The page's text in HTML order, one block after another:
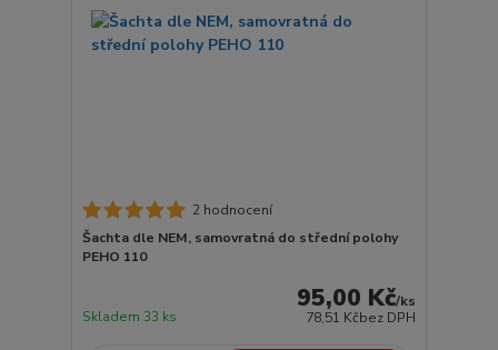
2 hodnocení
Šachta dle NEM, samovratná do střední polohy
PEHO 110
95,00 Kč/ks
78,51 Kčbez DPH
Skladem 33 ks